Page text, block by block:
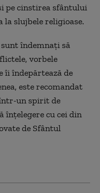
pe cinstirea sfântului
slujbele religioase.
îndemnați să
vorbele
îi îndepărtează de
este recomandat
un spirit de
înțelegere cu cei din
de Sfântul